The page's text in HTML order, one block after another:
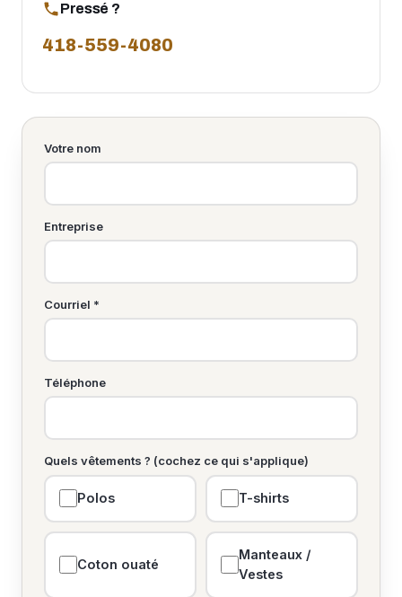
Pressé ?
418-559-4080
Votre nom
Entreprise
Courriel *
Téléphone
Quels vêtements ? (cochez ce qui s'applique)
Polos T-shirts
Coton ouaté
Manteaux /
Vestes